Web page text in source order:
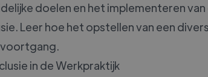
doelen en het implementeren
Leer hoe het opstellen van een
in de Werkpraktijk